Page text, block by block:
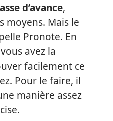
d’avance,
moyens. Mais le
Pronote. En
avez la
facilement ce
Pour le faire, il
manière assez